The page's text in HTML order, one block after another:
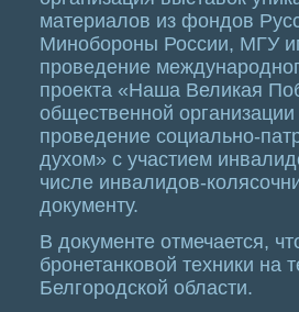
материалов из фондов
Минобороны России, МГУ
проведение
проекта «Наша Великая
общественной
проведение социально-
духом» с участием
числе инвалидов-
документу.
В документе отмечается,
бронетанковой техники на
Белгородской области.